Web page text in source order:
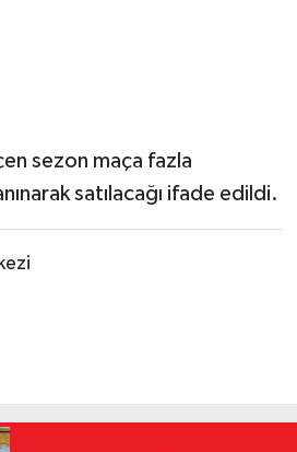
sezon maça fazla
satılacağı ifade edildi.